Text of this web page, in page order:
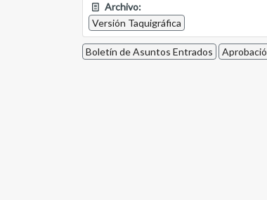
Archivo:
Versión Taquigráfica
Boletín de Asuntos Entrados